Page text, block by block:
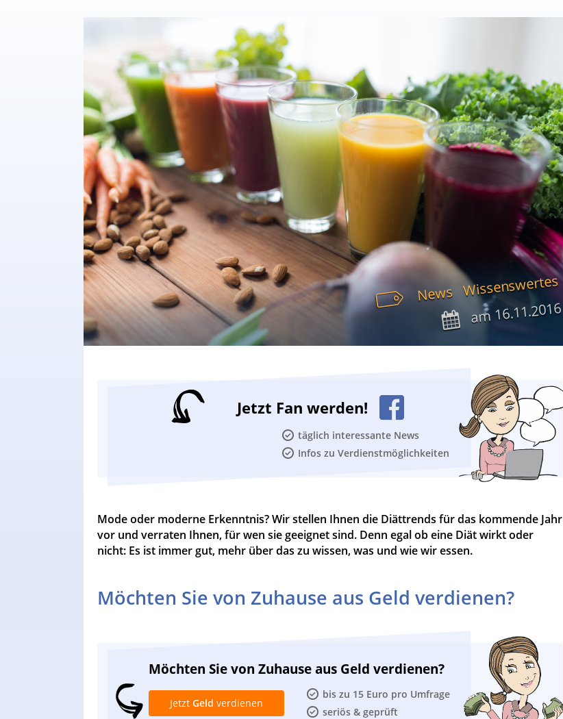
News Wissenswertes
am16.11.2016
Jetzt Fan werden!
täglich interessante News
Infos zu Verdienstmöglichkeiten
Mode oder moderne Erkenntnis? Wir stellen Ihnen die Diättrends für das kommende Jahr
vor und verraten Ihnen, für wen sie geeignet sind. Denn egal ob eine Diät wirkt oder
nicht: Es ist immer gut, mehr über das zu wissen, was und wie wir essen.
Möchten Sie von Zuhause aus Geld verdienen?
Möchten Sie von Zuhause aus Geld verdienen?
bis zu 15 Euro pro Umfrage
seriös & geprüft
Jetzt Geld verdienen